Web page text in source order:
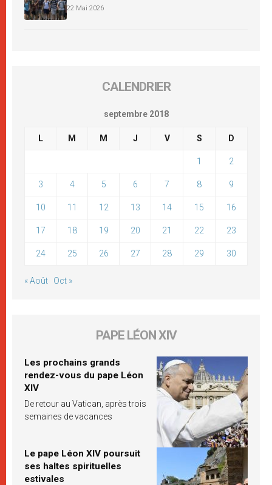
22 Mai 2026
CALENDRIER
septembre 2018
L M M J V S D
1 2
3 4 5 6 7 8 9
10 11 12 13 14 15 16
17 18 19 20 21 22 23
24 25 26 27 28 29 30
« Août Oct »
PAPE LÉON XIV
Les prochains grands
rendez-vous du pape Léon
XIV
De retour au Vatican, après trois
semaines de vacances
Le pape Léon XIV poursuit
ses haltes spirituelles
estivales